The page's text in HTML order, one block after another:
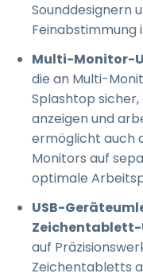
Sounddesignern
Feinabstimmung
Multi-Monitor-
die an Multi-
Splashtop sicher,
anzeigen und
ermöglicht auch
Monitors auf
optimale
USB-
auf
Zeichentabletts